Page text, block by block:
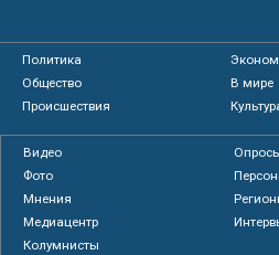
Политика
Общество
В мире
Происшествия
Видео
Фото
Мнения
Медиацентр
Колумнисты